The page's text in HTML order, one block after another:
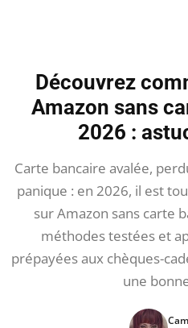
Découvrez
Amazon sans
2026 :
Carte bancaire avalée,
panique : en 2026, il est
sur Amazon sans carte
méthodes testées et
prépayées aux chèques-
une